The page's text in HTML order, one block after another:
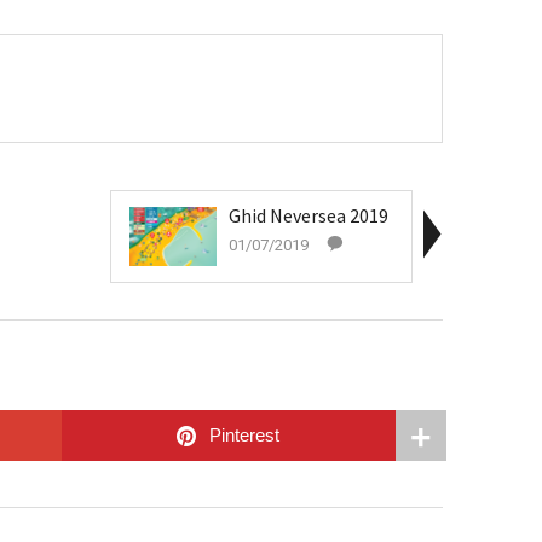
Ghid Neversea 2019
01/07/2019
Pinterest